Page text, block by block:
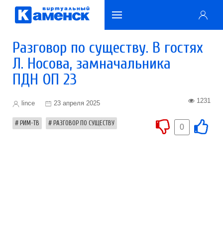
Разговор по существу. В гостях
Л. Носова, замначальника
ПДН ОП 23
lince 23 апреля 2025 1231
РИМ-ТВ РАЗГОВОР ПО СУЩЕСТВУ 0